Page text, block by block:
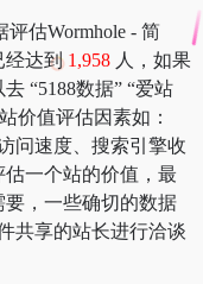
估Wormhole - 简
经达到 1,958 人，如果
“5188数据” “爱站
价值评估因素如：
问速度、搜索引擎收
一个站的价值，最
，一些确切的数据
共享的站长进行洽谈